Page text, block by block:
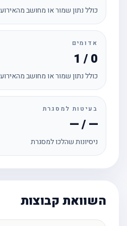
כולל נתון שמור או מחושב מהאירועים
אדומים
1 / 0
כולל נתון שמור או מחושב מהאירועים
בעיטות למסגרת
— / —
ניסיונות שהלכו למסגרת
השוואת קבוצות